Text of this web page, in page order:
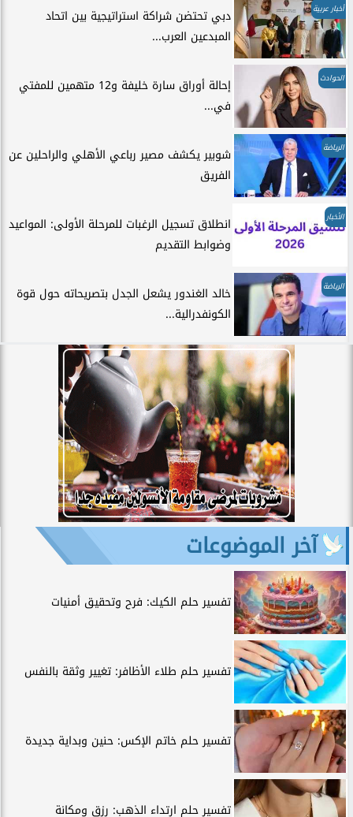
أخبار عربية
دبي تحتضن شراكة استراتيجية بين اتحاد
المبدعين العرب...
الحوادث
إحالة أوراق سارة خليفة و12 متهمين للمفتي
في...
الرياضة
شوبير يكشف مصير رباعي الأهلي والراحلين عن
الفريق
الأخبار
انطلاق تسجيل الرغبات للمرحلة الأولى: المواعيد
وضوابط التقديم
الرياضة
خالد الغندور يشعل الجدل بتصريحاته حول قوة
الكونفدرالية...
آخر الموضوعات
تفسير حلم الكيك: فرح وتحقيق أمنيات
تفسير حلم طلاء الأظافر: تغيير وثقة بالنفس
تفسير حلم خاتم الإكس: حنين وبداية جديدة
تفسير حلم ارتداء الذهب: رزق ومكانة